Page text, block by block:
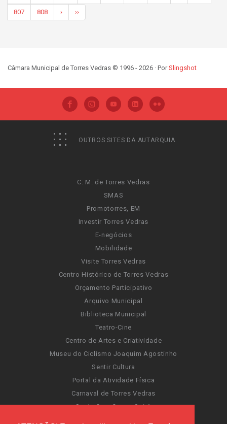
807 808 › ››
Câmara Municipal de Torres Vedras © 1996 - 2026 · PorSlingshot
OUTROS SITES DA AUTARQUIA
C. M. de Torres Vedras
SMAS
Promotorres, EM
Investir Torres Vedras
E-negócios
Mobilidade
Visite Torres Vedras
Centro Histórico de Torres Vedras
Orçamento Participativo
Arquivo Municipal
Biblioteca Municipal
Teatro-Cine
Centro de Artes e Criatividade
Museu do Ciclismo Joaquim Agostinho
Sentir Cultura
Portal da Atividade Física
Carnaval de Torres Vedras
Santa Cruz Ocean Spirit